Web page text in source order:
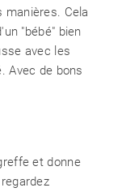
manières. Cela
"bébé" bien
avec les
Avec de bons
et donne